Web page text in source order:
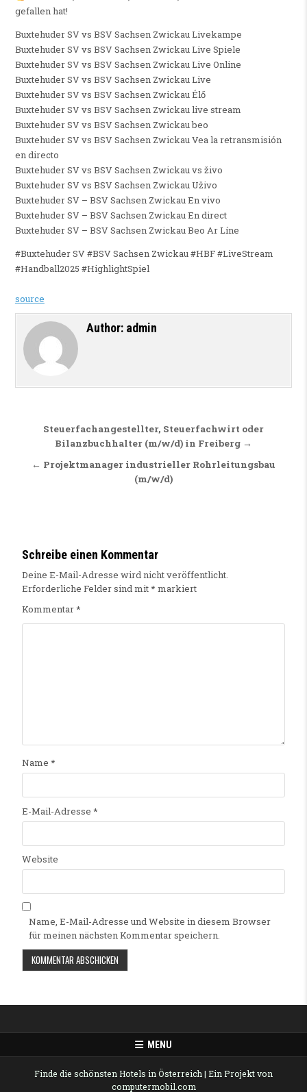
gefallen hat!
Buxtehuder SV vs BSV Sachsen Zwickau Livekampe
Buxtehuder SV vs BSV Sachsen Zwickau Live Spiele
Buxtehuder SV vs BSV Sachsen Zwickau Live Online
Buxtehuder SV vs BSV Sachsen Zwickau Live
Buxtehuder SV vs BSV Sachsen Zwickau Élő
Buxtehuder SV vs BSV Sachsen Zwickau live stream
Buxtehuder SV vs BSV Sachsen Zwickau beo
Buxtehuder SV vs BSV Sachsen Zwickau Vea la retransmisión
en directo
Buxtehuder SV vs BSV Sachsen Zwickau vs živo
Buxtehuder SV vs BSV Sachsen Zwickau Uživo
Buxtehuder SV – BSV Sachsen Zwickau En vivo
Buxtehuder SV – BSV Sachsen Zwickau En direct
Buxtehuder SV – BSV Sachsen Zwickau Beo Ar Líne
#Buxtehuder SV #BSV Sachsen Zwickau #HBF #LiveStream
#Handball2025 #HighlightSpiel
source
Author: admin
Beitragsnavigation
Steuerfachangestellter, Steuerfachwirt oder
Bilanzbuchhalter (m/w/d) in Freiberg →
← Projektmanager industrieller Rohrleitungsbau
(m/w/d)
Schreibe einen Kommentar
Deine E-Mail-Adresse wird nicht veröffentlicht.
Erforderliche Felder sind mit* markiert
Kommentar*
Name *
E-Mail-Adresse *
Website
Name, E-Mail-Adresse und Website in diesem Browser
für meinen nächsten Kommentar speichern.
MENU
Finde die schönsten Hotels in Österreich | Ein Projekt von
computermobil.com